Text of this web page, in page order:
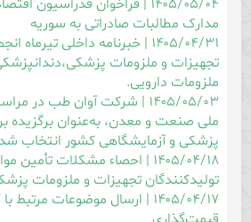
۱۴۰۵/۰۵/۰۴ | فراخوان فدراسیون
مدارک مطالبات صادراتی به سوریه
۱۴۰۵/۰۴/۳۱ | خبرنامه داخلی
تجهیزات و ملزومات
ملزومات دارویی.
۱۴۰۵/۰۵/۰۳ | شرکت آوان طب در
ملی صنعت و معدن، به‌عنوان برگزیده
پزشکی و آزمایشگاهی کشور انتخاب
۱۴۰۵/۰۴/۱۸ | احصاء مشکلات تأمین
تولیدکنندگان تجهیزات و ملزومات
۱۴۰۵/۰۴/۱۷ | ارسال موضوعات